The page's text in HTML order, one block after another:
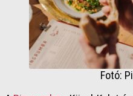
Fotó: